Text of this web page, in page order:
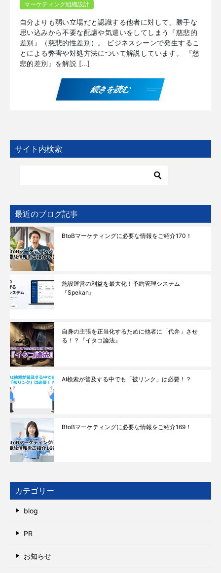
マーケティング組織設計
自分よりも弱い立場だと認識する他者に対して、勝手な
思い込みから不要な配慮や気遣いをしてしまう『慈悲的
差別』（慈悲的性差別）。 ビジネスシーンで発生するこ
とによる弊害や対処方法について解説しています。 『慈
悲的差別』を解説 […]
続きを読む
サイト内検索
最近のブログ記事
BtoBマーケティングに必要な情報をご紹介170！
施設運営の利益を最大化！予約管理システム
『Spekan』
自身の主張を正当化するために他者に「代弁」させ
る！？『イタコ論法』
AI検索が普及する中でも「被リンク」は必要！？
BtoBマーケティングに必要な情報をご紹介169！
カテゴリー
blog
PR
お知らせ